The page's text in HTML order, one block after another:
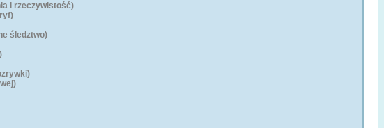
i rzeczywistość)
śledztwo)